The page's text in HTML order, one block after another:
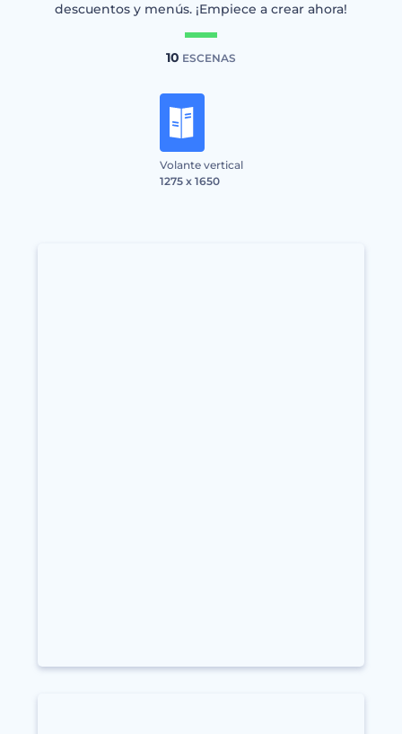
descuentos y menús. ¡Empiece a crear ahora!
10 ESCENAS
Volante vertical
1275 x 1650